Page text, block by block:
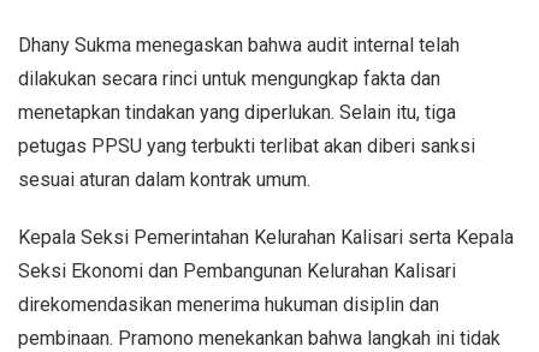
Dhany Sukma menegaskan bahwa audit internal telah
dilakukan secara rinci untuk mengungkap fakta dan
menetapkan tindakan yang diperlukan. Selain itu, tiga
petugas PPSU yang terbukti terlibat akan diberi sanksi
sesuai aturan dalam kontrak umum.
Kepala Seksi Pemerintahan Kelurahan Kalisari serta Kepala
Seksi Ekonomi dan Pembangunan Kelurahan Kalisari
direkomendasikan menerima hukuman disiplin dan
pembinaan. Pramono menekankan bahwa langkah ini tidak